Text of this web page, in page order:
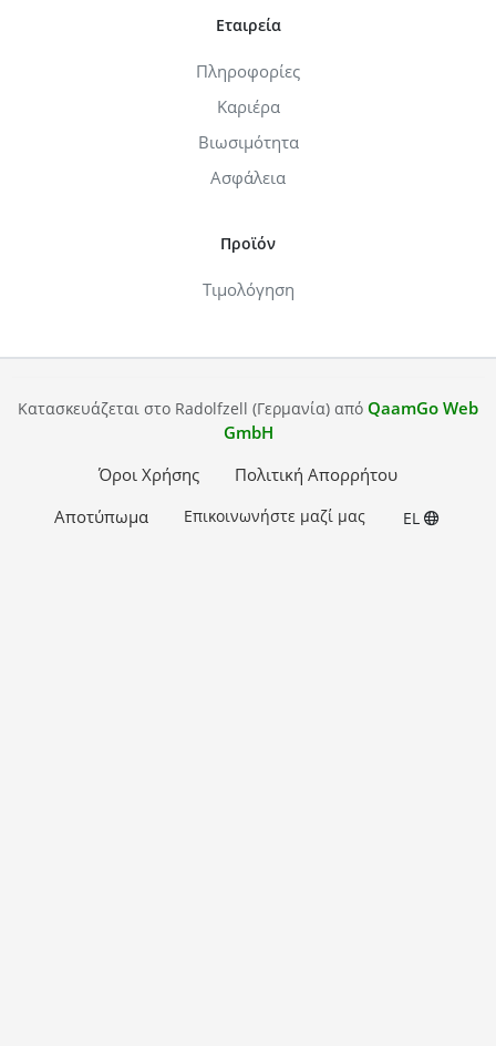
Εταιρεία
Πληροφορίες
Καριέρα
Βιωσιμότητα
Ασφάλεια
Προϊόν
Τιμολόγηση
Κατασκευάζεται στο Radolfzell (Γερμανία) από QaamGo Web
GmbH
Όροι Χρήσης
Πολιτική Απορρήτου
Αποτύπωμα
Επικοινωνήστε μαζί μας EL